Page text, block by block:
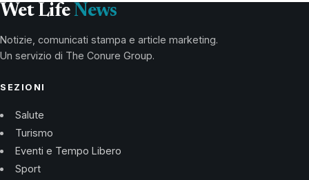
Wet Life News
Notizie, comunicati stampa e article marketing.
Un servizio di The Conure Group.
SEZIONI
Salute
Turismo
Eventi e Tempo Libero
Sport